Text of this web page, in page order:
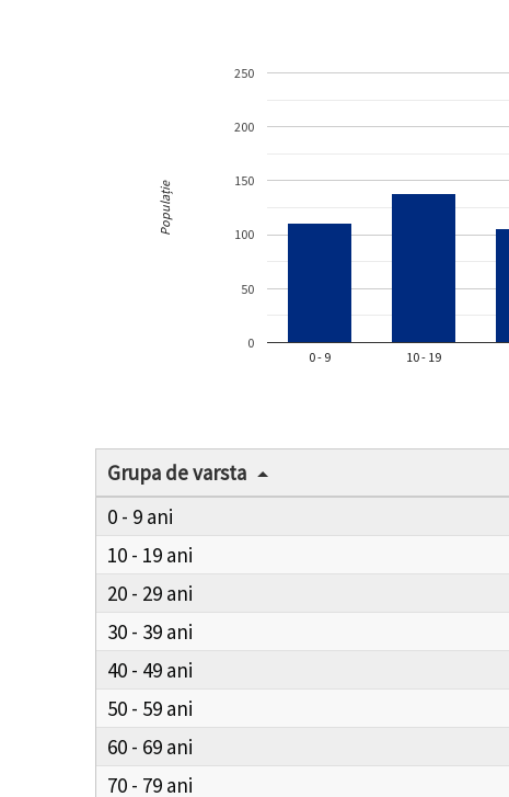
0 - 9 10 - 19
0
50
100
150
200
250
Populație
Grupa de varsta
0 - 9
10 - 19
20 - 29
30 - 39
40 - 49
50 - 59
60 - 69
70 - 79